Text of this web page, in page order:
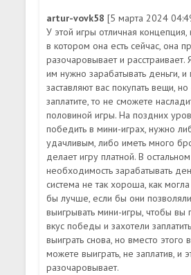
artur-vovk58[5 марта 2024
У этой игры отличная
в котором она есть сейчас, она
разочаровывает и расстраивает.
им нужно зарабатывать деньги, и
заставляют вас покупать вещи,
заплатите, то не сможете
половиной игры. На поздних
победить в мини-играх, нужно
удачливым, либо иметь много
делает игру платной. В
необходимость зарабатывать
система не так хороша, как
бы лучше, если бы они
выигрывать мини-игры, чтобы вы
вкус победы и захотели
выиграть снова, но вместо этого
можете выиграть, не заплатив, и
разочаровывает.